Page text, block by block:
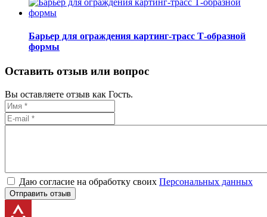
Барьер для ограждения картинг-трасс Т-образной
формы
Оставить отзыв или вопрос
Вы оставляете отзыв как Гость.
Даю согласие на обработку своих Персональных данных
Отправить отзыв